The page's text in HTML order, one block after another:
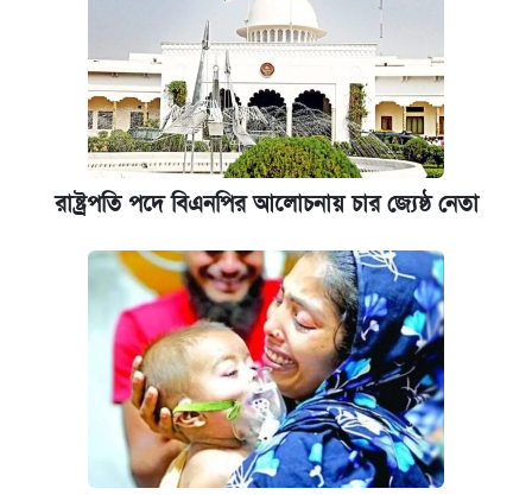
রাষ্ট্রপতি পদে বিএনপির আলোচনায় চার জ্যেষ্ঠ নেতা